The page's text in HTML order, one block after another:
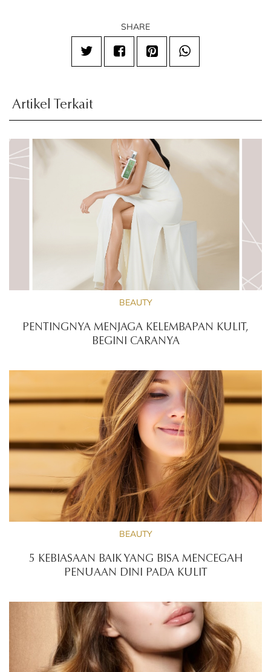
SHARE
Artikel Terkait
BEAUTY
PENTINGNYA MENJAGA KELEMBAPAN KULIT,
BEGINI CARANYA
BEAUTY
5 KEBIASAAN BAIK YANG BISA MENCEGAH
PENUAAN DINI PADA KULIT